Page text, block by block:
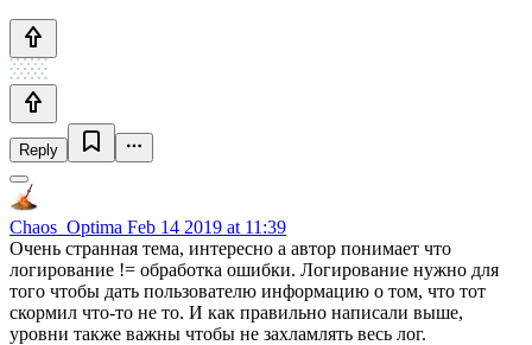
Reply
Chaos_Optima Feb 14 2019 at 11:39
Очень странная тема, интересно а автор понимает что
логирование != обработка ошибки. Логирование нужно для
того чтобы дать пользователю информацию о том, что тот
скормил что-то не то. И как правильно написали выше,
уровни также важны чтобы не захламлять весь лог.